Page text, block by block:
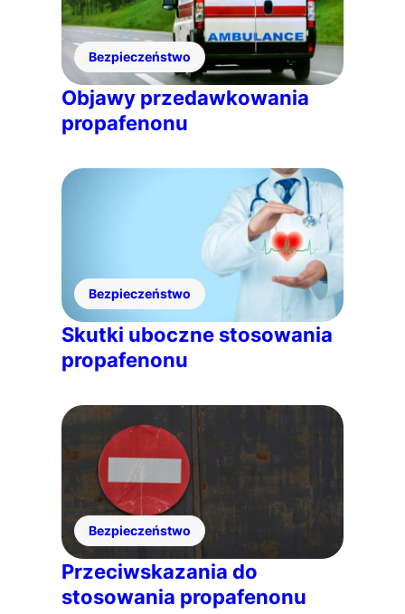
Bezpieczeństwo
Objawy przedawkowania
propafenonu
Bezpieczeństwo
Skutki uboczne stosowania
propafenonu
Bezpieczeństwo
Przeciwskazania do
stosowania propafenonu